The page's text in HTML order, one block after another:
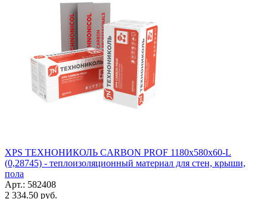
XPS ТЕХНОНИКОЛЬ CARBON PROF 1180х580х60-L
(0,28745) - теплоизоляционный материал для стен, крыши,
пола
Арт.: 582408
2 334.50 руб.